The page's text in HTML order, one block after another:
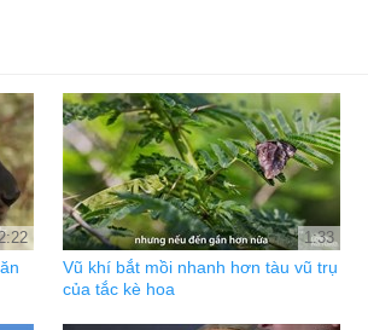
1:33
Vũ khí bắt mồi nhanh hơn tàu vũ trụ
của tắc kè hoa